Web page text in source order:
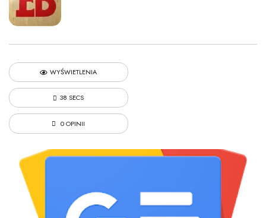
WYŚWIETLENIA
38 SECS
0 OPINII